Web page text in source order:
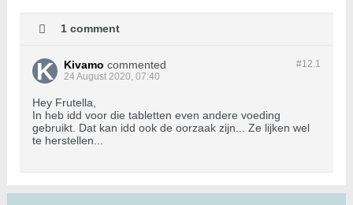
1 comment
#12.1
Kivamo commented
24 August 2020, 07:40
Hey Frutella,
In heb idd voor die tabletten even andere voeding
gebruikt. Dat kan idd ook de oorzaak zijn... Ze lijken wel
te herstellen...